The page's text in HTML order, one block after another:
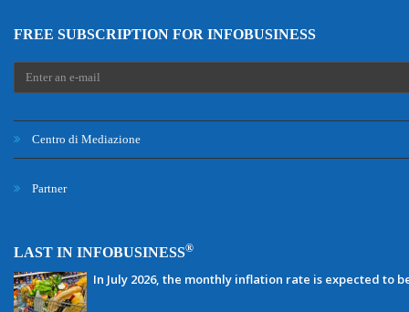
FREE SUBSCRIPTION FOR INFOBUSINESS
Centro di Mediazione
Partner
LAST IN INFOBUSINESS®
In July 2026, the monthly inflation rate is expected to